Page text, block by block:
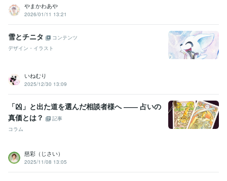
やまかわあや
2026/01/11 13:21
雪とチニタ
コンテンツ
デザイン・イラスト
いねむり
2025/12/30 13:09
「凶」と出た道を選んだ相談者様へ ―― 占いの
真価とは？
記事
コラム
慈彩（じさい）
2025/11/08 13:05